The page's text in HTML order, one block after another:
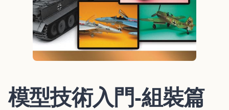
模型技術入門-組裝篇